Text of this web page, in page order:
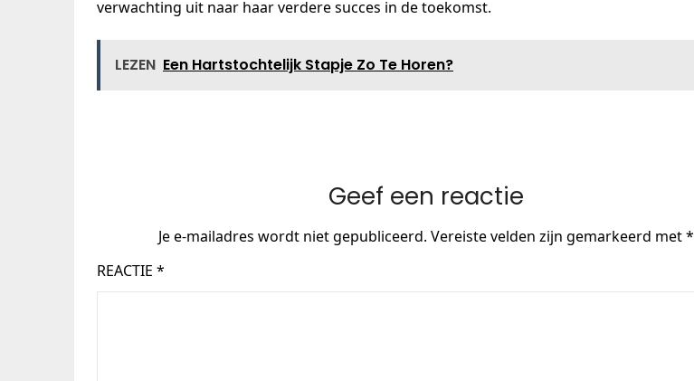
verwachting uit naar haar verdere succes in de toekomst.
LEZEN Een Hartstochtelijk Stapje Zo Te Horen?
Geef een reactie
Je e-mailadres wordt niet gepubliceerd. Vereiste velden zijn gemarkeerd met*
REACTIE *